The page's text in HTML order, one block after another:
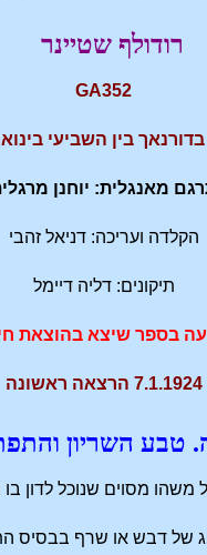
רודולף שטיינר
GA352
בין השביעי בינואר
מאנגלית: יוחנן
הקלדה ועריכה: דניאל זהבי
תיקונים: דליה דיימל
בספר שיצא בהוצאת
7.1.1924 הרצאה ראשונה
טבע השריון
מסוים שנוכל לדון בו
של דבש או שרף בבסיס